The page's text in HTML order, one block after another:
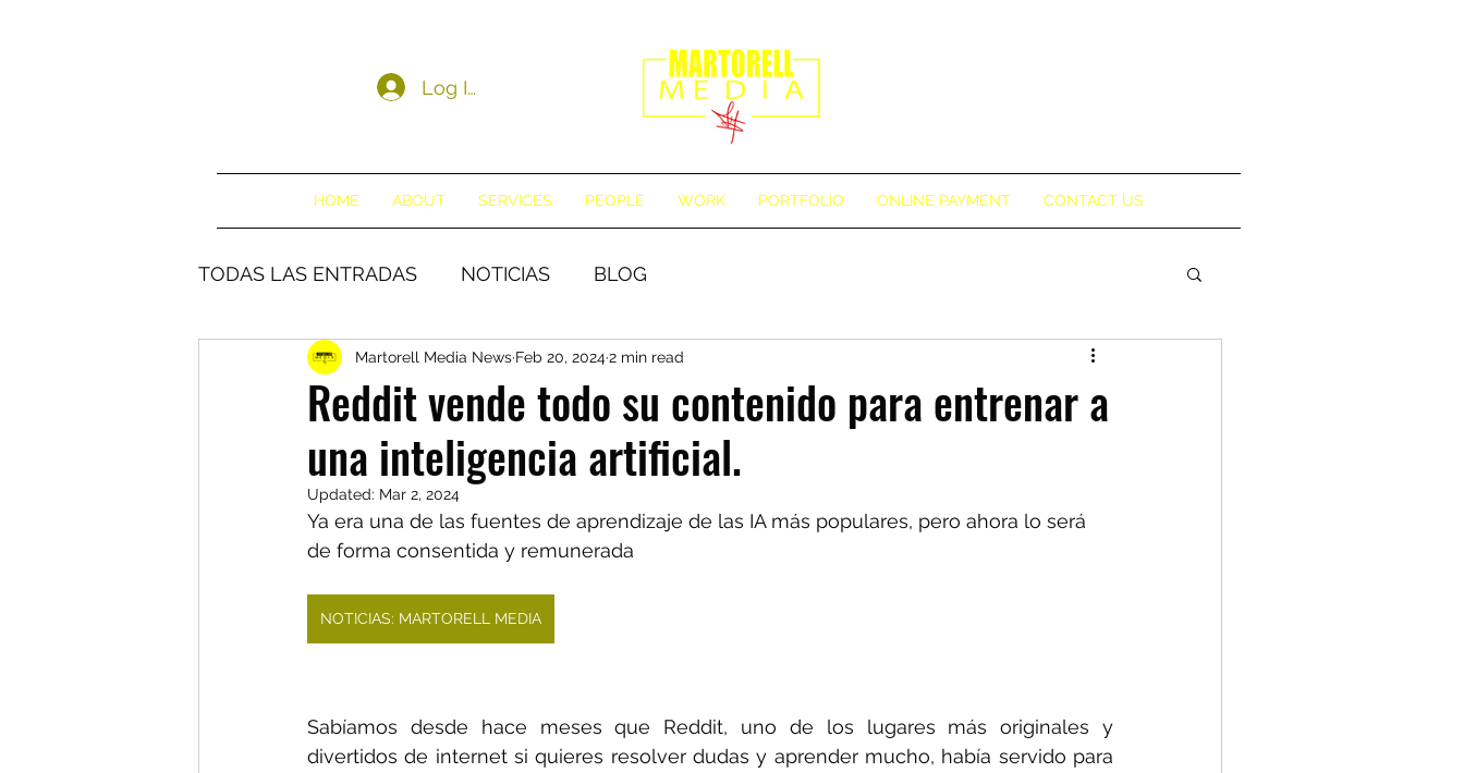
Log In
HOME ABOUT SERVICES PEOPLE WORK PORTFOLIO ONLINE PAYMENT CONTACT US
TODAS LAS ENTRADAS NOTICIAS BLOG
Reddit vende todo su contenido para entrenar a
una inteligencia artificial.
Martorell Media News Feb 20, 20242 min read
Updated: Mar 2, 2024
Ya era una de las fuentes de aprendizaje de las IA más populares, pero ahora lo será
de forma consentida y remunerada
NOTICIAS: MARTORELL MEDIA
Sabíamos desde hace meses que Reddit, uno de los lugares más originales y
divertidos de internet si quieres resolver dudas y aprender mucho, había servido para